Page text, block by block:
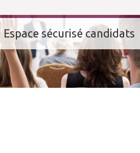
Espace sécurisé candidats